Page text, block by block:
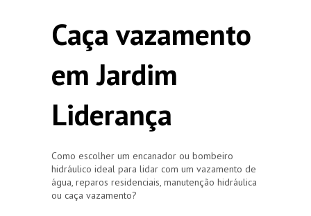
Caça vazamento
em Jardim
Liderança
Como escolher um encanador ou bombeiro
hidráulico ideal para lidar com um vazamento de
água, reparos residenciais, manutenção hidráulica
ou caça vazamento?